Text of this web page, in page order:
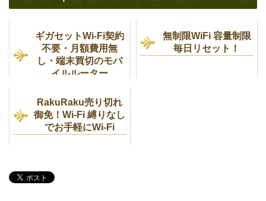
ギガセットWi-Fi契約
不要・月額費用無
し・端末買切のモバ
イルルーター
無制限WiFi 容量制限
毎日リセット！
RakuRaku売り切れ
御免！Wi-Fi 縛りなし
でお手軽にWi-Fi